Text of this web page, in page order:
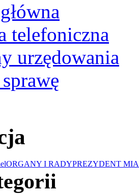
telefoniczna
urzędowania
ORGANY I RADYPREZYDENT